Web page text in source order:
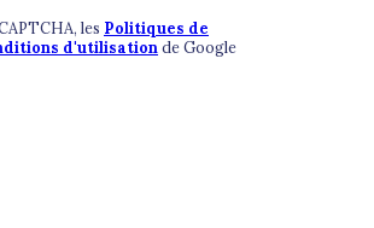
les Politiques de
d'utilisation de Google